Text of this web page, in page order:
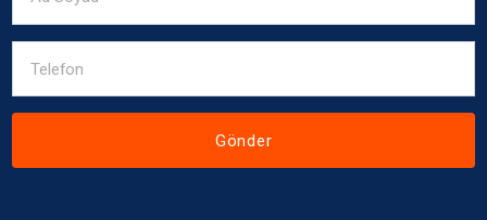
Gönder